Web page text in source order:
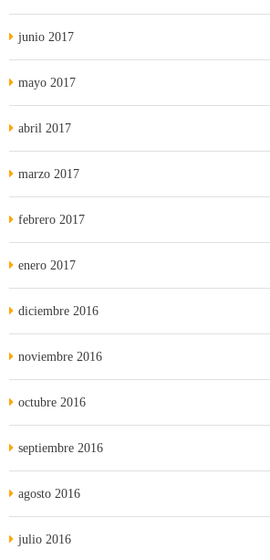
junio 2017
mayo 2017
abril 2017
marzo 2017
febrero 2017
enero 2017
diciembre 2016
noviembre 2016
octubre 2016
septiembre 2016
agosto 2016
julio 2016